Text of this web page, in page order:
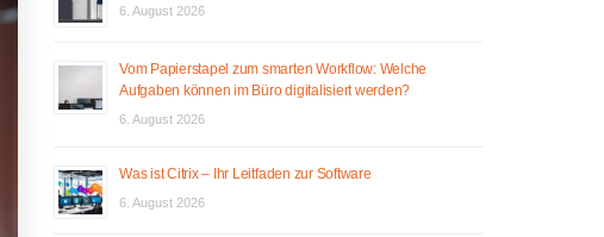
6. August 2026
Vom Papierstapel zum smarten Workflow: Welche
Aufgaben können im Büro digitalisiert werden?
6. August 2026
Was ist Citrix – Ihr Leitfaden zur Software
6. August 2026